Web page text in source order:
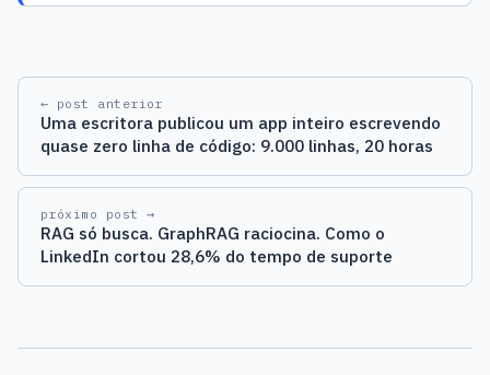
← post anterior
Uma escritora publicou um app inteiro escrevendo
quase zero linha de código: 9.000 linhas, 20 horas
próximo post →
RAG só busca. GraphRAG raciocina. Como o
LinkedIn cortou 28,6% do tempo de suporte